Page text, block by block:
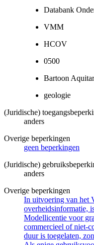
Databank
VMM
HCOV
0500
Bartoon
geologie
(Juridische)
anders
Overige beperkingen
geen beperkingen
(Juridische)
anders
Overige beperkingen
In uitvoering van het
overheidsinformatie,
Modellicentie voor
commercieel of niet-
duur is toegelaten,